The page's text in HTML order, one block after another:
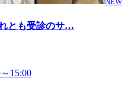
とも受診のサ…
15:00